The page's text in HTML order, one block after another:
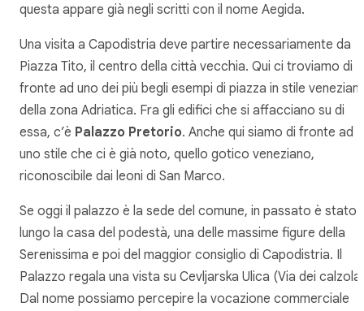
questa appare già negli scritti con il nome Aegida.
Una visita a Capodistria deve partire necessariamente da
Piazza Tito, il centro della città vecchia. Qui ci troviamo di
fronte ad uno dei più begli esempi di piazza in stile
della zona Adriatica. Fra gli edifici che si affacciano su di
essa, c’è Palazzo Pretorio. Anche qui siamo di fronte ad
uno stile che ci è già noto, quello gotico veneziano,
riconoscibile dai leoni di San Marco.
Se oggi il palazzo è la sede del comune, in passato è stato
lungo la casa del podestà, una delle massime figure della
Serenissima e poi del maggior consiglio di Capodistria. Il
Palazzo regala una vista su Cevljarska Ulica (Via dei
Dal nome possiamo percepire la vocazione commerciale